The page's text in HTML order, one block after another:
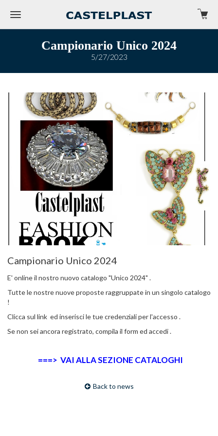
Campionario Unico 2024
5/27/2023
Campionario Unico 2024
E' online il nostro nuovo catalogo "Unico 2024" .
Tutte le nostre nuove proposte raggruppate in un singolo catalogo
!
Clicca sul link ed inserisci le tue credenziali per l'accesso .
Se non sei ancora registrato, compila il form ed accedi .
===> VAI ALLA SEZIONE CATALOGHI
Back to news